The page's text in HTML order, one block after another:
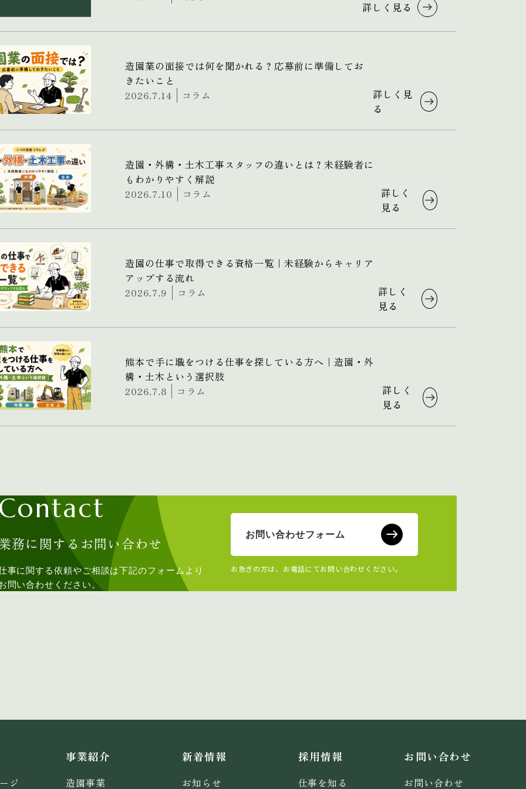
詳しく見る
造園業の面接では何を聞かれる？応募前に準備してお
きたいこと
2026.7.14
コラム
詳しく見
る
造園・外構・土木工事スタッフの違いとは？未経験者に
もわかりやすく解説
2026.7.10
コラム
詳しく
見る
造園の仕事で取得できる資格一覧｜未経験からキャリア
アップする流れ
2026.7.9
コラム
詳しく
見る
熊本で手に職をつける仕事を探している方へ｜造園・外
構・土木という選択肢
2026.7.8
コラム
詳しく
見る
務に関するお問い合わせ
事に関する依頼やご相談は下記のフォームより
問い合わせください。
お問い合わせフォーム
お急ぎの方は、お電話にてお問い合わせください。
ジ
事業紹介
造園事業
新着情報
お知らせ
採用情報
仕事を知る
お問い合わせ
お問い合わせ